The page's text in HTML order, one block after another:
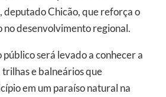
deputado Chicão, que reforça o
no desenvolvimento regional.
público será levado a conhecer a
e balneários que
em um paraíso natural na